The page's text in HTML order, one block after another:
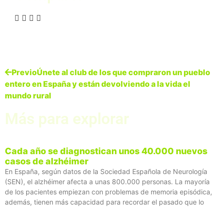
PrevioÚnete al club de los que compraron un pueblo
entero en España y están devolviendo a la vida el
mundo rural
Más para explorar
Cada año se diagnostican unos 40.000 nuevos
casos de alzhéimer
En España, según datos de la Sociedad Española de Neurología
(SEN), el alzhéimer afecta a unas 800.000 personas. La mayoría
de los pacientes empiezan con problemas de memoria episódica,
además, tienen más capacidad para recordar el pasado que lo